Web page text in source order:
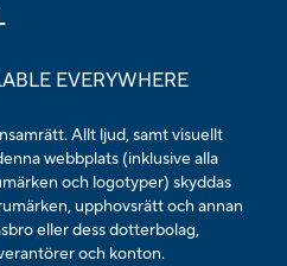
EVERYWHERE
Allt ljud, samt visuellt
webbplats (inklusive alla
och logotyper) skyddas
upphovsrätt och annan
eller dess dotterbolag,
och konton.